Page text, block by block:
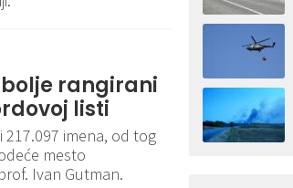
rangirani
listi
imena, od tog
mesto
Ivan Gutman.